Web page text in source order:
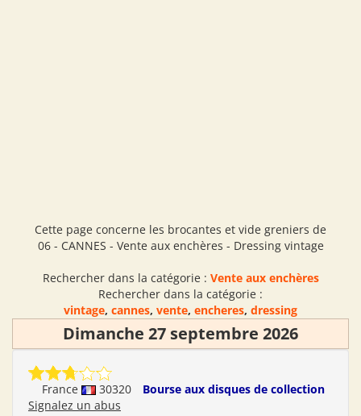
Cette page concerne les brocantes et vide greniers de
06 - CANNES - Vente aux enchères - Dressing vintage
Rechercher dans la catégorie : Vente aux enchères
Rechercher dans la catégorie :
vintage, cannes, vente, encheres, dressing
Dimanche 27 septembre 2026
France 30320
Bourse aux disques de collection
Signalez un abus